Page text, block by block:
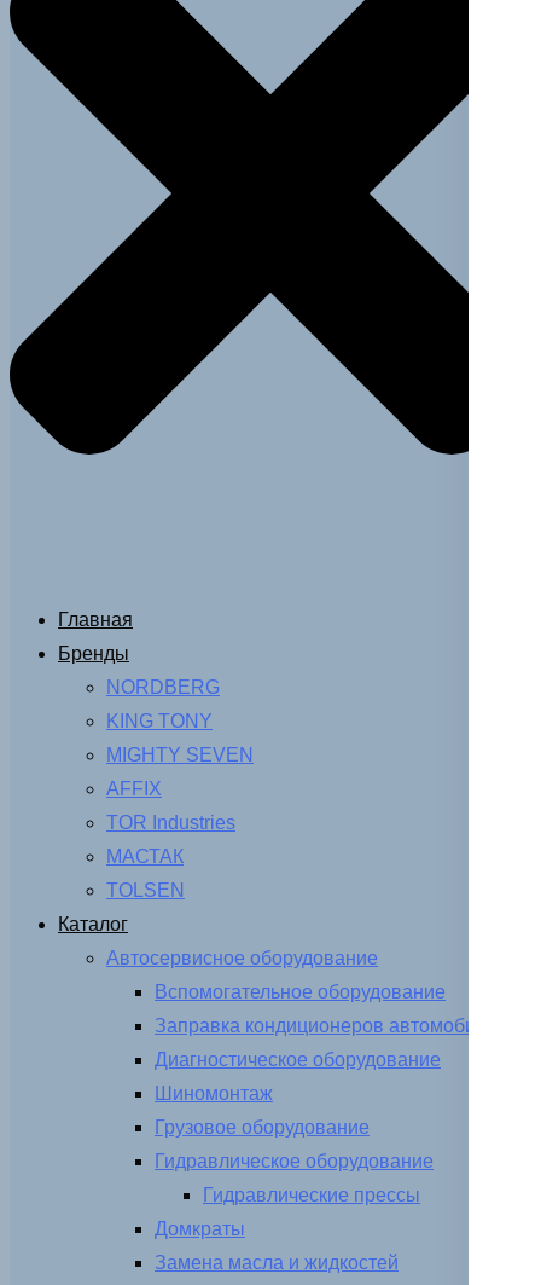
Главная
Бренды
NORDBERG
KING TONY
MIGHTY SEVEN
AFFIX
TOR Industries
МАСТАК
TOLSEN
Каталог
Автосервисное оборудование
Вспомогательное оборудование
Заправка кондиционеров автомобиля
Диагностическое оборудование
Шиномонтаж
Грузовое оборудование
Гидравлическое оборудование
Гидравлические прессы
Домкраты
Замена масла и жидкостей